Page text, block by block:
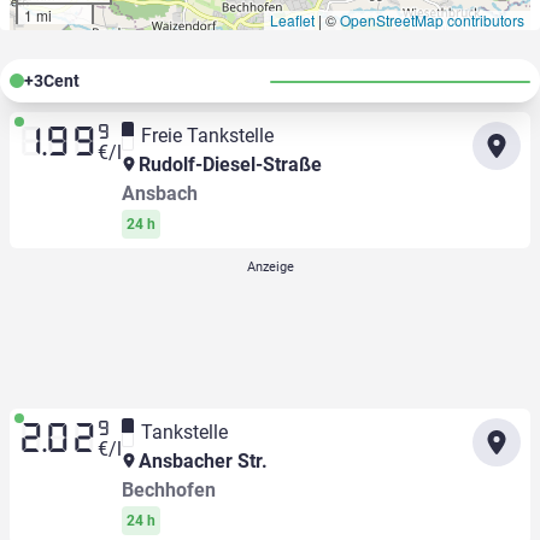
1 mi
Leaflet | ©OpenStreetMap contributors
+3Cent
1.99 9
€/l
Freie Tankstelle
Rudolf-Diesel-Straße
Ansbach
24 h
2.02 9
€/l
Tankstelle
Ansbacher Str.
Bechhofen
24 h